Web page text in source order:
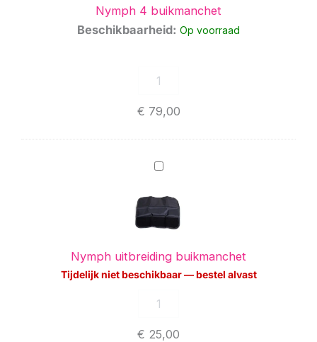
Nymph 4 buikmanchet
Beschikbaarheid: Op voorraad
€ 79,00
Nymph
Nymph uitbreiding buikmanchet
Tijdelijk niet beschikbaar — bestel alvast
€ 25,00